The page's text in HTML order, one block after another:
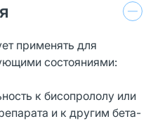
применять для
состояниями:
к бисопрололу или
и к другим бета-